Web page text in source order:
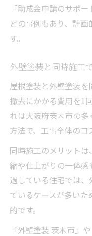
「助成金申請のサポ
どの事例もあり、計
す。
外壁塗装と同時施工
屋根塗装と外壁塗装
撤去にかかる費用を1
れは大阪府茨木市の
方法で、工事全体のコ
同時施工のメリット
縮や仕上がりの一体
過している住宅では
ているケースが多い
的です。
「外壁塗装 茨木市」